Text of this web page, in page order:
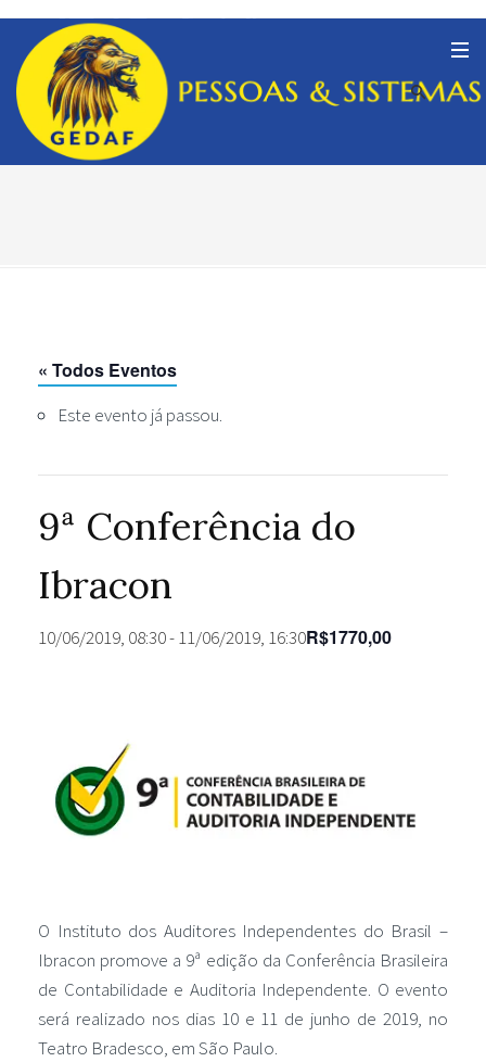
« Todos Eventos
Este evento já passou.
9ª Conferência do
Ibracon
10/06/2019, 08:30-11/06/2019, 16:30R$1770,00
O Instituto dos Auditores Independentes do Brasil –
Ibracon promove a 9ª edição da Conferência Brasileira
de Contabilidade e Auditoria Independente. O evento
será realizado nos dias 10 e 11 de junho de 2019, no
Teatro Bradesco, em São Paulo.